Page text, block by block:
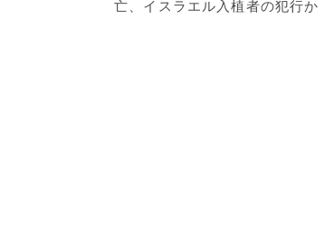
亡、イスラエル入植者の犯行か